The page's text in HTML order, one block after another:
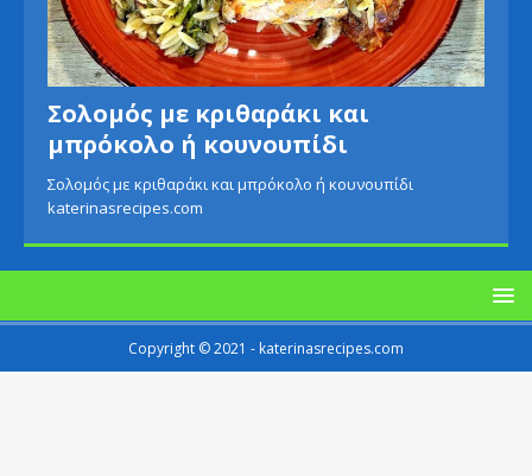
Σολομός με κριθαράκι και
μπρόκολο ή κουνουπίδι
Σολομός με κριθαράκι και μπρόκολο ή κουνουπίδι
katerinasrecipes.com
Copyright © 2021 - katerinasrecipes.com